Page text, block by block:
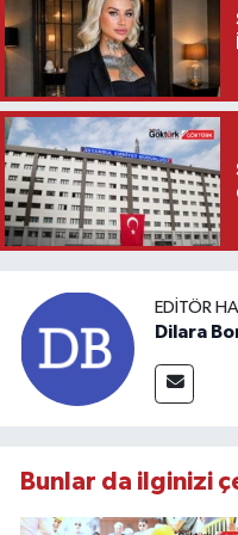
EDITÖR
Dilara
Bunlar da ilginizi